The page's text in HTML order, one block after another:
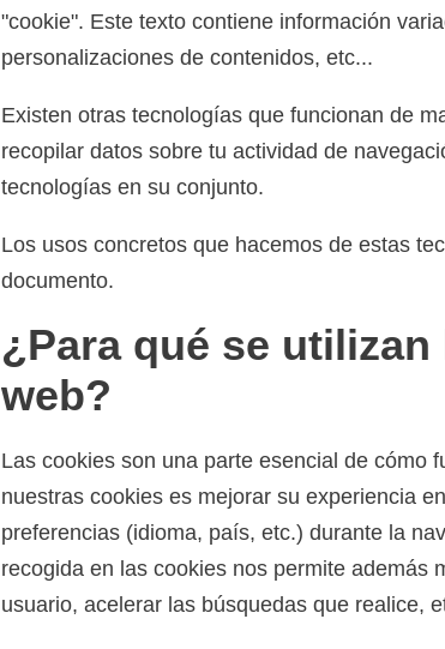
"cookie". Este texto contiene información
personalizaciones de contenidos, etc...
Existen otras tecnologías que funcionan de
recopilar datos sobre tu actividad de
tecnologías en su conjunto.
Los usos concretos que hacemos de estas
documento.
¿Para qué se
web?
Las cookies son una parte esencial de cómo
nuestras cookies es mejorar su experiencia
preferencias (idioma, país, etc.) durante la
recogida en las cookies nos permite además
usuario, acelerar las búsquedas que realice,